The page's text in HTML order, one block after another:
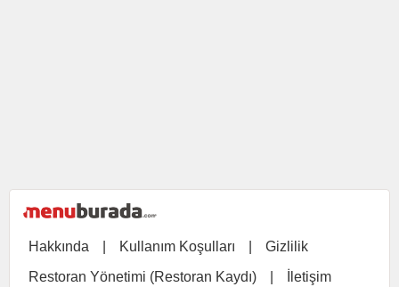
Hakkında Kullanım Koşulları
Gizlilik
Restoran Yönetimi (Restoran Kaydı)
İletişim